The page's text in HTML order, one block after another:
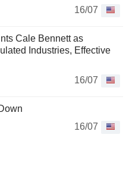
16/07
Cale Bennett as
Industries, Effective
16/07
16/07